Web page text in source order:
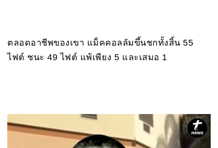
ตลอดอาชีพของเขา แม็คคอลลัมขึ้นชกทั้งสิ้น 55
ไฟต์ ชนะ 49 ไฟต์ แพ้เพียง 5 และเสมอ 1